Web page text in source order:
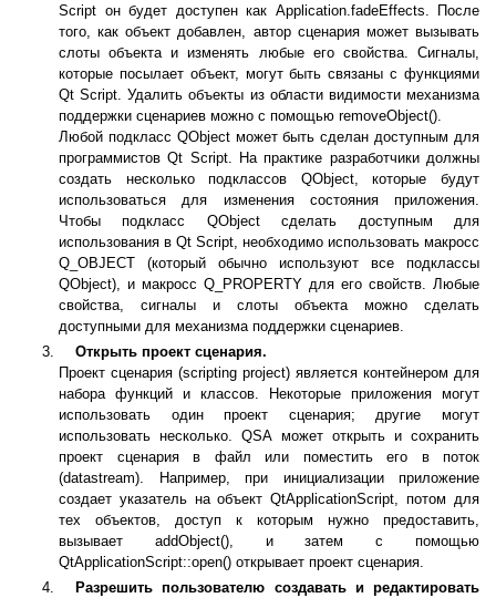
Script он будет доступен как Application.fadeEffects. После
того, как объект добавлен, автор сценария может вызывать
слоты объекта и изменять любые его свойства. Сигналы,
которые посылает объект, могут быть связаны с функциями
Qt Script. Удалить объекты из области видимости механизма
поддержки сценариев можно с помощью removeObject().
Любой подкласс QObject может быть сделан доступным для
программистов Qt Script. На практике разработчики должны
создать несколько подклассов QObject, которые будут
использоваться для изменения состояния приложения.
Чтобы подкласс QObject сделать доступным для
использования в Qt Script, необходимо использовать макросс
Q_OBJECT (который обычно используют все подклассы
QObject), и макросс Q_PROPERTY для его свойств. Любые
свойства, сигналы и слоты объекта можно сделать
доступными для механизма поддержки сценариев.
Открыть проект сценария.
Проект сценария (scripting project) является контейнером для
набора функций и классов. Некоторые приложения могут
использовать один проект сценария; другие могут
использовать несколько. QSA может открыть и сохранить
проект сценария в файл или поместить его в поток
(datastream). Например, при инициализации приложение
создает указатель на объект QtApplicationScript, потом для
тех объектов, доступ к которым нужно предоставить,
вызывает addObject(), и затем с помощью
QtApplicationScript::open() открывает проект сценария.
Разрешить пользователю создавать и редактировать